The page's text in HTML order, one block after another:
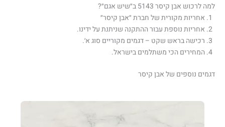
למה לרכוש אבן קיסר 5143 ב״שיש אגם״?
אחריות מקורית של חברת ״אבן קיסר״
אחריות נוספת עבור ההתקנה שניתנת על ידינו.
רכישה בראש שקט – דגמים מקוריים סוג א׳.
המחירים הכי משתלמים בישראל.
דגמים נוספים של אבן קיסר